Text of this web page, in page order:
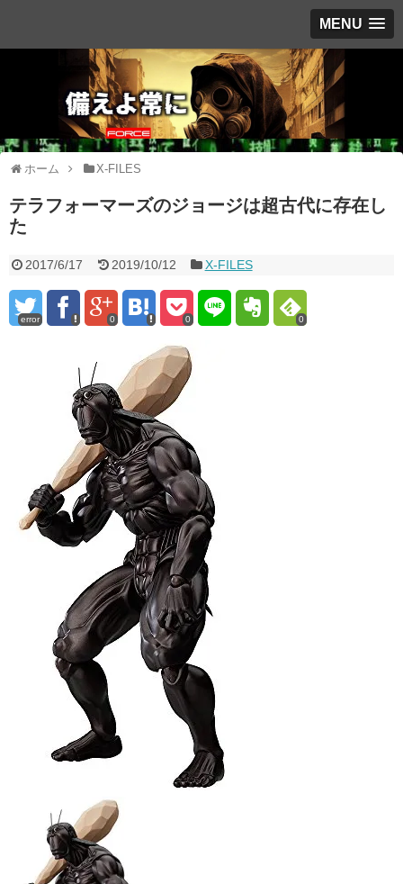
MENU
ホーム X-FILES
テラフォーマーズのジョージは超古代に存在し
た
2017/6/17 2019/10/12 X-FILES
error 0 0 0